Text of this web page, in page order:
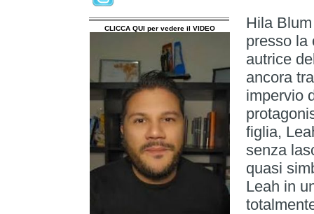
CLICCA QUI per vedere il VIDEO
Hila
presso la
autrice
ancora
impervio
figlia,
senza
quasi
Leah in